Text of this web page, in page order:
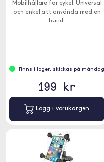
Mobilhållare för cykel. Universal
och enkel att använda med en
hand.
Finns i lager, skickas på måndag
199 kr
Lägg i varukorgen